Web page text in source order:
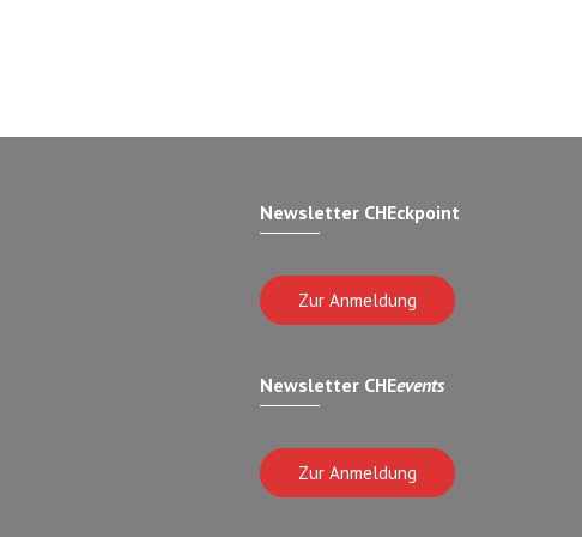
Newsletter CHEckpoint
Zur Anmeldung
Newsletter CHEevents
Zur Anmeldung